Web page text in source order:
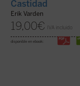
Castidad
Erik Varden
19,00€ IVA incluido
disponible en ebook: